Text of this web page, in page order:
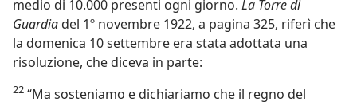
medio di 10.000 presenti ogni giorno. La Torre di
Guardiadel 1º novembre 1922, a pagina 325, riferì che
la domenica 10 settembre era stata adottata una
risoluzione, che diceva in parte:
22 “Ma sosteniamo e dichiariamo che il regno del